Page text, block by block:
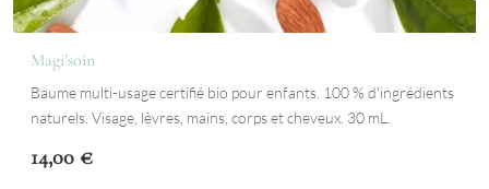
Magi’soin
Baume multi-usage certifié bio pour enfants. 100 % d'ingrédients
naturels. Visage, lèvres, mains, corps et cheveux. 30 mL.
14,00 €